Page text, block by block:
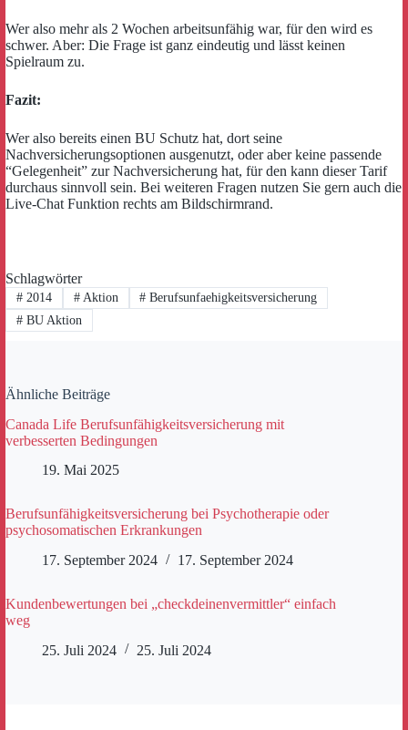
Wer also mehr als 2 Wochen arbeitsunfähig war, für den wird es
schwer. Aber: Die Frage ist ganz eindeutig und lässt keinen
Spielraum zu.
Fazit:
Wer also bereits einen BU Schutz hat, dort seine
Nachversicherungsoptionen ausgenutzt, oder aber keine passende
“Gelegenheit” zur Nachversicherung hat, für den kann dieser Tarif
durchaus sinnvoll sein. Bei weiteren Fragen nutzen Sie gern auch die
Live-Chat Funktion rechts am Bildschirmrand.
Schlagwörter
#2014 #Aktion # Berufsunfaehigkeitsversicherung
#BU Aktion
Ähnliche Beiträge
Canada Life Berufsunfähigkeitsversicherung mit
verbesserten Bedingungen
19. Mai 2025
Berufsunfähigkeitsversicherung bei Psychotherapie oder
psychosomatischen Erkrankungen
17. September 2024
17. September 2024
Kundenbewertungen bei „checkdeinenvermittler“ einfach
weg
25. Juli 2024
25. Juli 2024